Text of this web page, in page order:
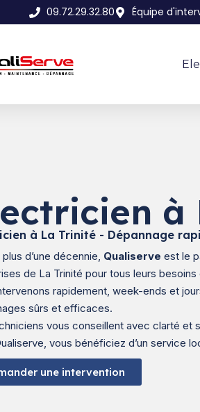
09.72.29.32.80 Équipe
à
à La Trinité - Dépannage
d’une décennie, Qualiserve est le
de La Trinité pour tous leurs
rapidement, week-ends et
sûrs et efficaces.
vous conseillent avec clarté et
vous bénéficiez d’un service
une intervention